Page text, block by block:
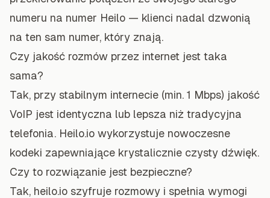
numeru na numer Heilo — klienci nadal dzwonią
na ten sam numer, który znają.
Czy jakość rozmów przez internet jest taka
sama?
Tak, przy stabilnym internecie (min. 1 Mbps) jakość
VoIP jest identyczna lub lepsza niż tradycyjna
telefonia. Heilo.io wykorzystuje nowoczesne
kodeki zapewniające krystalicznie czysty dźwięk.
Czy to rozwiązanie jest bezpieczne?
Tak, heilo.io szyfruje rozmowy i spełnia wymogi